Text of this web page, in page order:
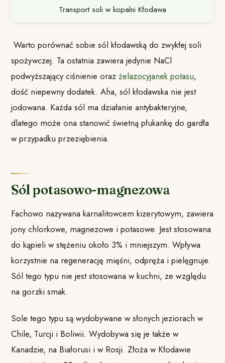
Transport soli w kopalni Kłodawa
Warto porównać sobie sól kłodawską do zwykłej soli
spożywczej. Ta ostatnia zawiera jedynie NaCl
podwyższający ciśnienie orazżelazocyjanek potasu,
dość niepewny dodatek. Aha, sól kłodawska nie jest
jodowana. Każda sól ma działanie antybakteryjne,
dlatego może ona stanowić świetną płukankę do gardła
w przypadku przeziębienia.
Sól potasowo-magnezowa
Fachowo nazywana karnalitowcem kizerytowym, zawiera
jony chlorkowe, magnezowe i potasowe. Jest stosowana
do kąpieli w stężeniu około 3% i mniejszym. Wpływa
korzystnie na regenerację mięśni, odpręża i pielęgnuje.
Sól tego typu nie jest stosowana w kuchni, ze względu
na gorzki smak.
Sole tego typu są wydobywane w słonych jeziorach w
Chile, Turcji i Boliwii. Wydobywa się je także w
Kanadzie, na Białorusi i w Rosji. Złoża w Kłodawie